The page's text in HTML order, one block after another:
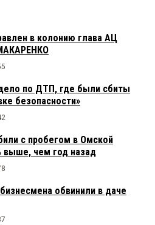
в колонию глава АЦ
по ДТП, где были сбиты
безопасности»
с пробегом в Омской
выше, чем год назад
обвинили в даче